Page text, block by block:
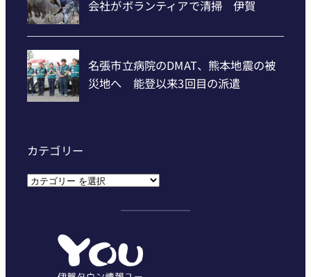
カテゴリー
カ